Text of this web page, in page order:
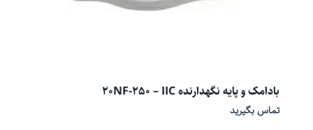
بادامک و پایه نگهدارنده 20NF-250 – IIC
تماس بگیرید